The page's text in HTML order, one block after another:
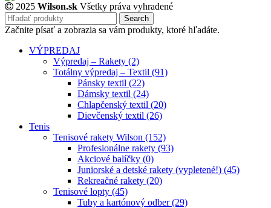
2025 Wilson.sk Všetky práva vyhradené
Search
Začnite písať a zobrazia sa vám produkty, ktoré hľadáte.
VÝPREDAJ
Výpredaj – Rakety (2)
Totálny výpredaj – Textil (91)
Pánsky textil (22)
Dámsky textil (24)
Chlapčenský textil (20)
Dievčenský textil (26)
Tenis
Tenisové rakety Wilson (152)
Profesionálne rakety (93)
Akciové balíčky (0)
Juniorské a detské rakety (vypletené!) (45)
Rekreačné rakety (20)
Tenisové lopty (45)
Tuby a kartónový odber (29)